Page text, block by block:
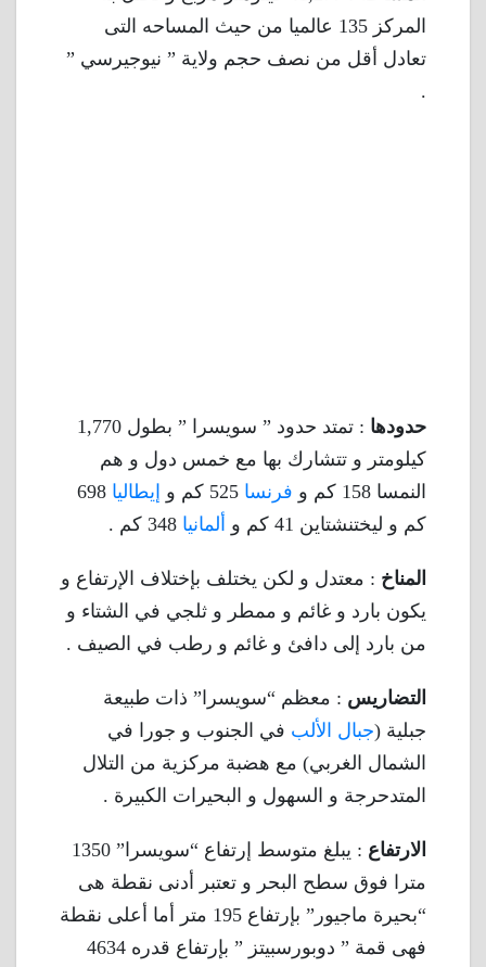
المركز 135 عالميا من حيث المساحه التى
تعادل أقل من نصف حجم ولاية ” نيوجيرسي ”
.
حدودها
: تمتد حدود ” سويسرا ” بطول 1,770
كيلومتر و تتشارك بها مع خمس دول و هم
النمسا 158 كم و
فرنسا إيطاليا 698
كم و ليختنشتاين 41 كم و
ألمانيا
المناخ : معتدل و لكن يختلف بإختلاف الإرتفاع و
يكون بارد و غائم و ممطر و ثلجي في الشتاء و
من بارد إلى دافئ و غائم و رطب في الصيف .
التضاريس : معظم “سويسرا” ذات طبيعة
جبلية (جبال الألب في الجنوب و جورا في
الشمال الغربي) مع هضبة مركزية من التلال
المتدحرجة و السهول و البحيرات الكبيرة .
الارتفاع
: يبلغ متوسط إرتفاع “سويسرا” 1350
مترا فوق سطح البحر و تعتبر أدنى نقطة هى
“بحيرة ماجيور” بإرتفاع 195 متر أما أعلى نقطة
فهى قمة ” دوبورسبيتز ” بإرتفاع قدره 4634